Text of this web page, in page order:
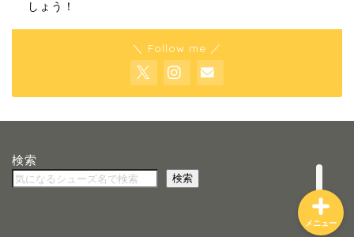
しょう！
＼ Follow me ／
検索
検索
メニュー
特定商取引法に基づく表記
プライバシーポリシー
お問合せ